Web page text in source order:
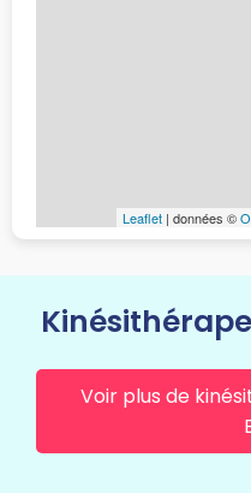
Leaflet | données ©
Voir plus de